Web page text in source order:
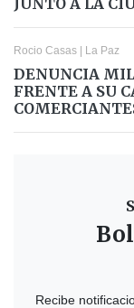
Rocio Casas | La Paz
DENUNCIA
FRENTE A SU
Recibe